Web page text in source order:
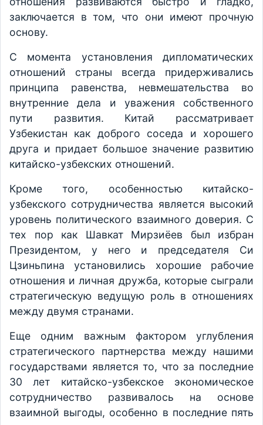
заключается в том, что они имеют прочную
основу.
С момента установления дипломатических
отношений страны всегда придерживались
принципа равенства, невмешательства во
внутренние дела и уважения собственного
пути развития. Китай рассматривает
Узбекистан как доброго соседа и хорошего
друга и придает большое значение развитию
китайско-узбекских отношений.
Кроме того, особенностью китайско-
узбекского сотрудничества является высокий
уровень политического взаимного доверия. С
тех пор как Шавкат Мирзиёев был избран
Президентом, у него и председателя Си
Цзиньпина установились хорошие рабочие
отношения и личная дружба, которые сыграли
стратегическую ведущую роль в отношениях
между двумя странами.
Еще одним важным фактором углубления
стратегического партнерства между нашими
государствами является то, что за последние
30 лет китайско-узбекское экономическое
сотрудничество развивалось на основе
взаимной выгоды, особенно в последние пять